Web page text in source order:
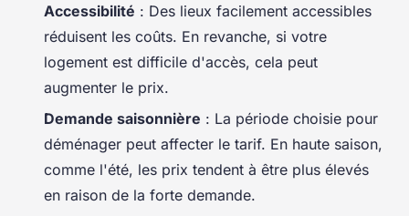
Accessibilité : Des lieux facilement accessibles
réduisent les coûts. En revanche, si votre
logement est difficile d'accès, cela peut
augmenter le prix.
Demande saisonnière : La période choisie pour
déménager peut affecter le tarif. En haute saison,
comme l'été, les prix tendent à être plus élevés
en raison de la forte demande.